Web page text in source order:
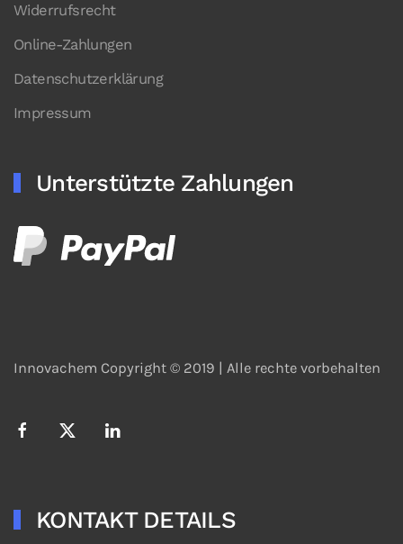
Widerrufsrecht
Online-Zahlungen
Datenschutzerklärung
Impressum
Unterstützte Zahlungen
Innovachem Copyright © 2019 | Alle rechte vorbehalten
KONTAKT DETAILS